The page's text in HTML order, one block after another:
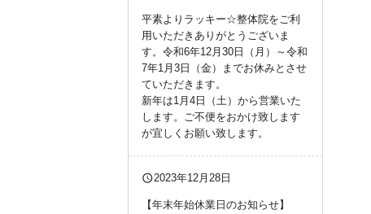
平素よりラッキー☆整体院をご利
用いただきありがとうございま
す。令和6年12月30日（月）～令和
7年1月3日（金）までお休みとさせ
ていただきます。
新年は1月4日（土）から営業いた
します。ご不便をおかけ致します
が宜しくお願い致します。
query_builder2023年12月28日
【年末年始休業日のお知らせ】